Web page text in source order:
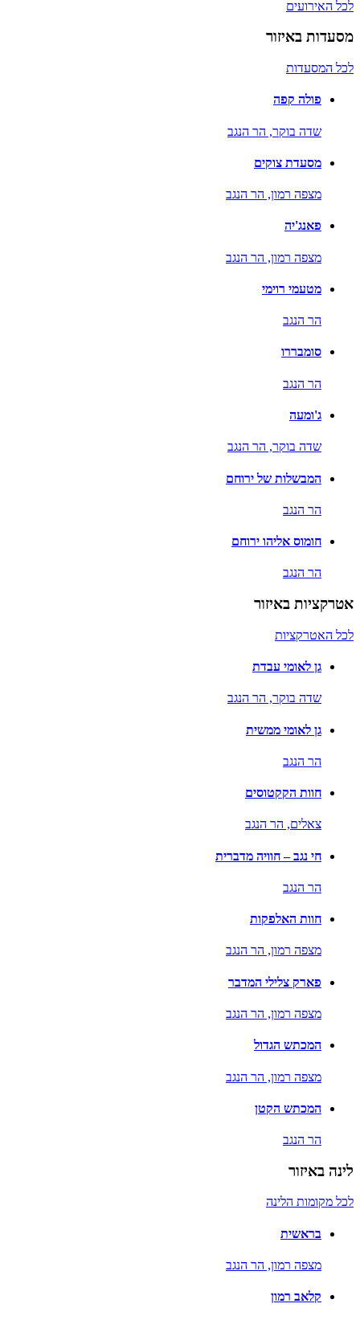
לכל האירועים
מסעדות באיזור
לכל המסעדות
פולה קפה
שדה בוקר, הר הנגב
מסעדת צוקים
מצפה רמון, הר הנגב
פאנג'יה
מצפה רמון, הר הנגב
מטעמי רוימי
הר הנגב
סומבררו
הר הנגב
ג'ומעה
שדה בוקר, הר הנגב
המבשלות של ירוחם
הר הנגב
חומוס אליהו ירוחם
הר הנגב
אטרקציות באיזור
לכל האטרקציות
גן לאומי עבדת
שדה בוקר, הר הנגב
גן לאומי ממשית
הר הנגב
חוות הקקטוסים
צאלים, הר הנגב
חי נגב – חוויה מדברית
הר הנגב
חוות האלפקות
מצפה רמון, הר הנגב
פארק צלילי המדבר
מצפה רמון, הר הנגב
המכתש הגדול
מצפה רמון, הר הנגב
המכתש הקטן
הר הנגב
לינה באיזור
לכל מקומות הלינה
בראשית
מצפה רמון, הר הנגב
קלאב רמון